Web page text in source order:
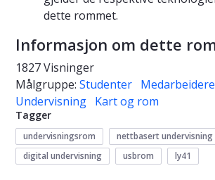
dette rommet.
Informasjon om dette
1827 Visninger
Målgruppe: Studenter Medarbeidere
Undervisning Kart og rom
Tagger
undervisningsrom
nettbasert undervisning
digital undervisning
usbrom ly41